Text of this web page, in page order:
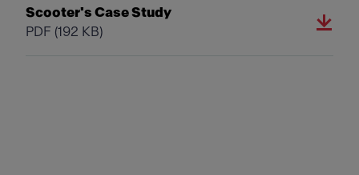
Scooter's Case Study
PDF (192 KB)